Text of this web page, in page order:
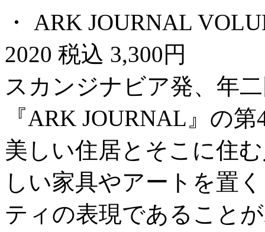
・ ARK JOURNAL
2020 税込 3,300円
スカンジナビア発、年
『ARK JOURNAL』の
美しい住居とそこに住
しい家具やアートを置
ティの表現であること